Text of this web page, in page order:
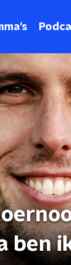
ben